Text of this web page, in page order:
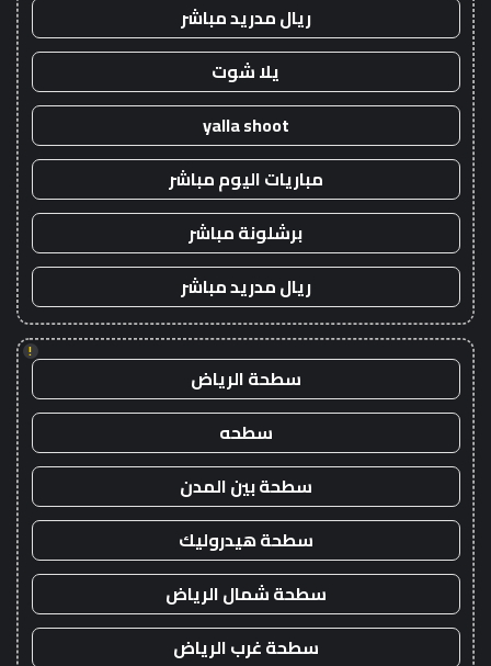
ريال مدريد مباشر
يلا شوت
yalla shoot
مباريات اليوم مباشر
برشلونة مباشر
ريال مدريد مباشر
!
سطحة الرياض
سطحه
سطحة بين المدن
سطحة هيدروليك
سطحة شمال الرياض
سطحة غرب الرياض